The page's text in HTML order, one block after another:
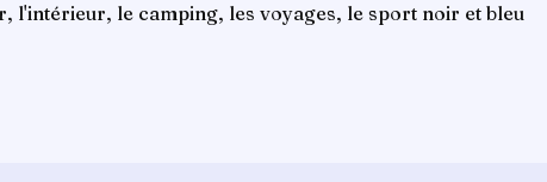
l'intérieur, le camping, les voyages, le sport noir et bleu